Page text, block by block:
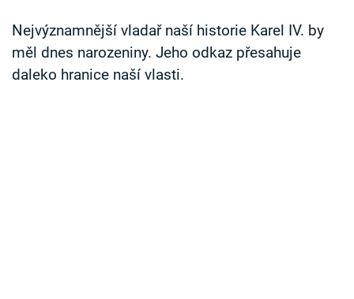
Sledujte nás
Nejvýznamnější vladař naší historie Karel IV. by
měl dnes narozeniny. Jeho odkaz přesahuje
daleko hranice naší vlasti.